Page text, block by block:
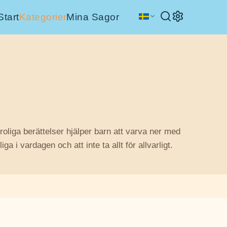
KategorierMina Sagor
berättelser hjälper barn att varva ner med
i vardagen och att inte ta allt för allvarligt.